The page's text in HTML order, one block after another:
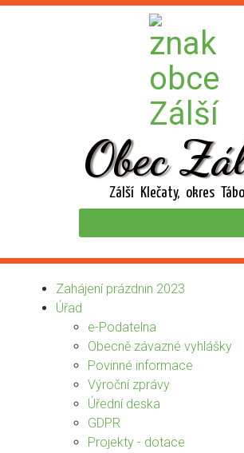
Obec
Zálší Klečaty, okres
Zahájení prázdnin 2023
Úřad
e-Podatelna
Obecně závazné vyhlášky
Povinné informace
Výroční zprávy
Úřední deska
GDPR
Projekty - dotace